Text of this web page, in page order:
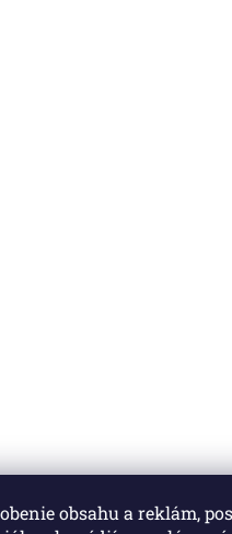
obsahu a reklám,
Upraviť nastavenie cookies